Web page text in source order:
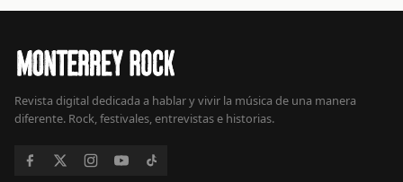
Revista digital dedicada a hablar y vivir la música de una manera
diferente. Rock, festivales, entrevistas e historias.